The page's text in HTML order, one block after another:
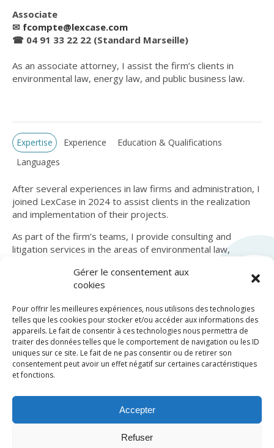
Gérer le consentement aux
cookies
Pour offrir les meilleures expériences, nous utilisons des technologies
telles que les cookies pour stocker et/ou accéder aux informations des
appareils. Le fait de consentir à ces technologies nous permettra de
traiter des données telles que le comportement de navigation ou les ID
uniques sur ce site. Le fait de ne pas consentir ou de retirer son
consentement peut avoir un effet négatif sur certaines caractéristiques
et fonctions.
Accepter
Refuser
Associate
✉ fcompte@lexcase.com
☎ 04 91 33 22 22 (Standard Marseille)
As an associate attorney, I assist the firm’s clients in
environmental law, energy law, and public business law.
Expertise Experience
Education & Qualifications
Languages
After several experiences in law firms and administration, I
joined LexCase in 2024 to assist clients in the realization
and implementation of their projects.
As part of the firm’s teams, I provide consulting and
litigation services in the areas of environmental law,
Privacy policy
General conditions
Website by 2cafes